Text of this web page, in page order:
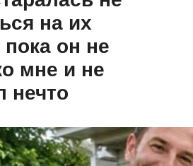
на их
он не
мне и не
нечто